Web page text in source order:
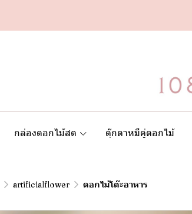
กล่องดอกไม้สด ตุ๊กตาหมีคู่ดอกไม้
artificialflower ดอกไม้โต๊ะอาหาร